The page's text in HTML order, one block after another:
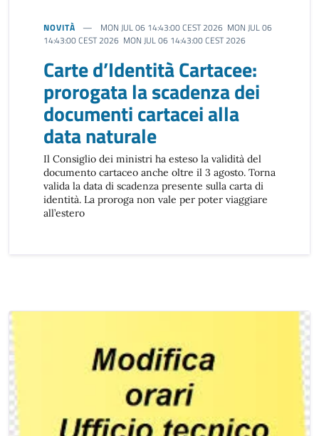
NOVITÀ
MON JUL 06 14:43:00 CEST 2026 MON JUL 06
14:43:00 CEST 2026 MON JUL 06 14:43:00 CEST 2026
Carte d’Identità Cartacee:
prorogata la scadenza dei
documenti cartacei alla
data naturale
Il Consiglio dei ministri ha esteso la validità del
documento cartaceo anche oltre il 3 agosto. Torna
valida la data di scadenza presente sulla carta di
identità. La proroga non vale per poter viaggiare
all’estero